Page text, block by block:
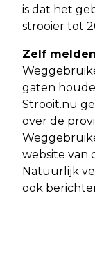
is dat het
strooier tot
Zelf melden
gaten
Strooit.nu
over de
website van
Natuurlijk
ook